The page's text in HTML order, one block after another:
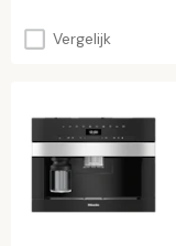
Vergelijk